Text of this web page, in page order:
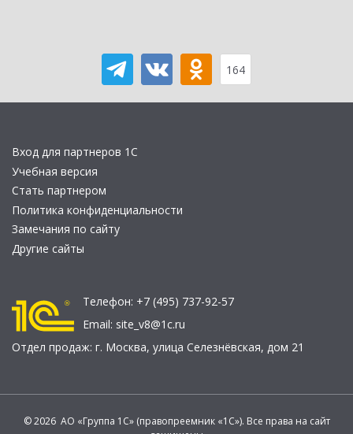
164
Вход для партнеров 1С
Учебная версия
Стать партнером
Политика конфиденциальности
Замечания по сайту
Другие сайты
Телефон: +7 (495) 737-92-57
Email: site_v8@1c.ru
Отдел продаж: г. Москва, улица Селезнёвская, дом 21
© 2026 АО «Группа 1С» (правопреемник «1С»). Все права на сайт